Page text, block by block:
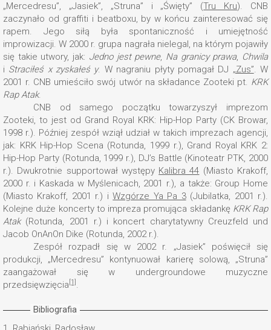
„Mercedresu”, „Jasiek”, „Struna” i „Święty” (Tru Kru). CNB
zaczynało od graffiti i beatboxu, by w końcu zainteresować się
rapem. Jego siłą była spontaniczność i umiejętność
improwizacji. W 2000 r. grupa nagrała nielegal, na którym pojawiły
się takie utwory, jak: Jedno jest pewne, Na granicy prawa, Chwila
i Straciłeś x zyskałeś y. W nagraniu płyty pomagał DJ „Zus”. W
2001 r. CNB umieściło swój utwór na składance Zooteki pt. KRK
Rap Atak.
CNB od samego początku towarzyszył imprezom
Zooteki, to jest od Grand Royal KRK: Hip-Hop Party (CK Browar,
1998 r.). Później zespół wziął udział w takich imprezach agencji,
jak: KRK Hip-Hop Scena (Rotunda, 1999 r.), Grand Royal KRK 2:
Hip-Hop Party (Rotunda, 1999 r.), DJ’s Battle (Kinoteatr PTK, 2000
r.). Dwukrotnie supportował występy Kalibra 44 (Miasto Krakoff,
2000 r. i Kaskada w Myślenicach, 2001 r.), a także: Group Home
(Miasto Krakoff, 2001 r.) iWzgórze Ya Pa 3(Jubilatka, 2001 r.).
Kolejne duże koncerty to impreza promująca składankę KRK Rap
Atak(Rotunda, 2001 r.) i koncert charytatywny Creuzfeld und
Jacob OnAnOn Dike (Rotunda, 2002 r.).
Zespół rozpadł się w 2002 r. „Jasiek” poświęcił się
produkcji, „Mercedresu” kontynuował karierę solową, „Struna”
zaangażował się w undergroundowe muzyczne
przedsięwzięcia [1] .
Bibliografia